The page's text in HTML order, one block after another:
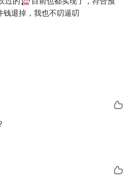
钱退掉，我也不叨逼叨